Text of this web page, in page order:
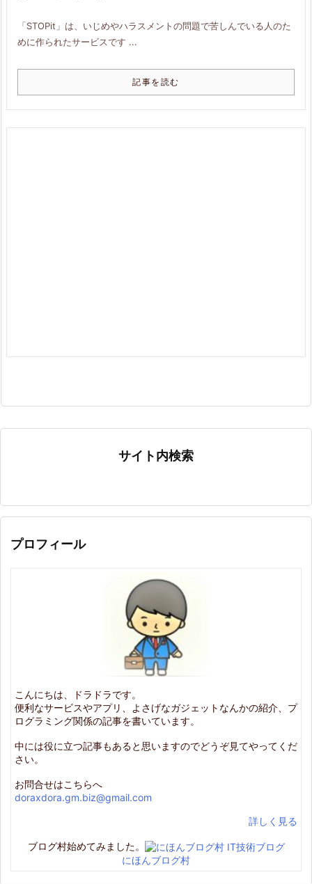
「STOPit」は、いじめやハラスメントの問題で苦しんでいる人のた
めに作られたサービスです ...
記事を読む
サイト内検索
プロフィール
こんにちは、ドラドラです。
便利なサービスやアプリ、よさげなガジェットなんかの紹介、プ
ログラミング関係の記事を書いています。
中には役に立つ記事もあると思いますのでどうぞ見てやってくだ
さい。
お問合せはこちらへ
doraxdora.gm.biz@gmail.com
詳しく見る
ブログ村始めてみました。
にほんブログ村